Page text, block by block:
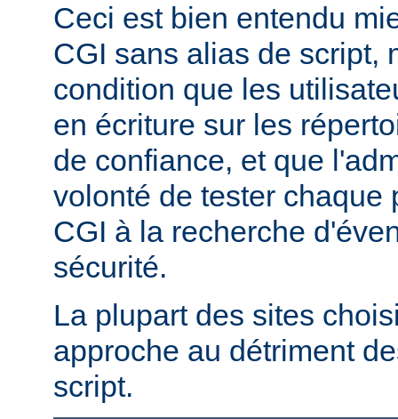
Ceci est bien entendu
CGI sans alias de script,
condition que les
en écriture sur les
de confiance, et que
volonté de tester chaque
CGI à la recherche
sécurité.
La plupart des sites
approche au détriment
script.